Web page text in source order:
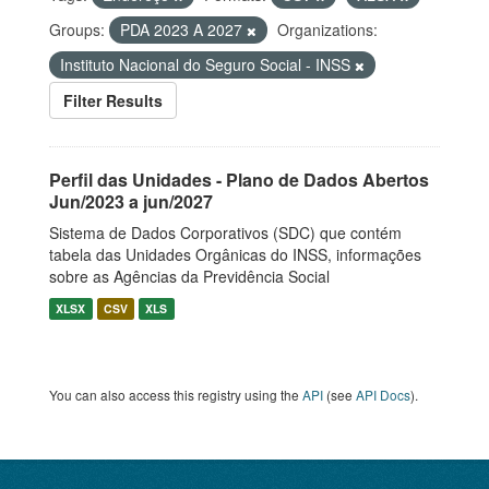
Groups:
PDA 2023 A 2027
Organizations:
Instituto Nacional do Seguro Social - INSS
Filter Results
Perfil das Unidades - Plano de Dados Abertos
Jun/2023 a jun/2027
Sistema de Dados Corporativos (SDC) que contém
tabela das Unidades Orgânicas do INSS, informações
sobre as Agências da Previdência Social
XLSX CSV XLS
You can also access this registry using the API (see API Docs).